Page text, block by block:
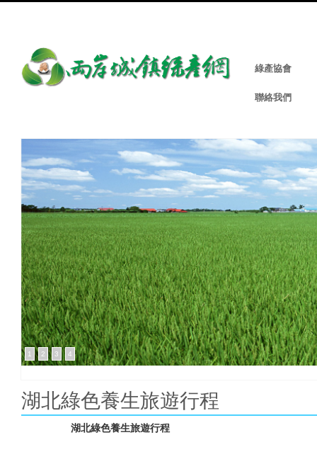
綠產協會
聯絡我們
1 2 3 4
湖北綠色養生旅遊行程
湖北綠色養生旅遊行程